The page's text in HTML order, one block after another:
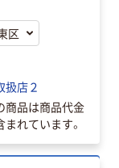
扱店２
商品は商品代金
れています。